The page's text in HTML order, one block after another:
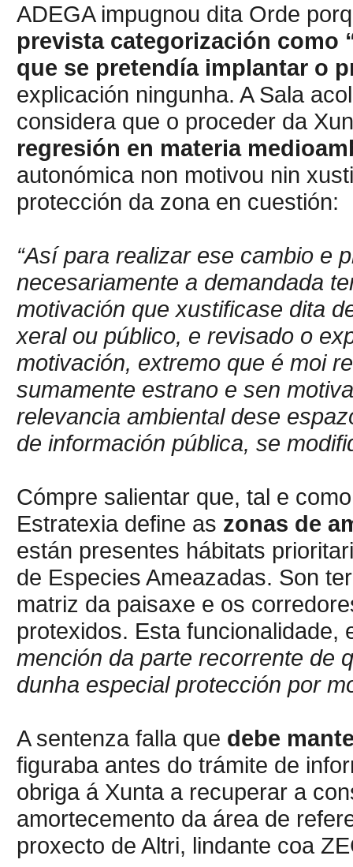
ADEGA impugnou dita Orde
prevista categorización como
que se pretendía implantar o
explicación ningunha. A Sala
considera que o proceder da
regresión en materia
autonómica non motivou nin
protección da zona en cuestión:
“Así para realizar ese cambio e
necesariamente a demandada
motivación que xustificase dita
xeral ou público, e revisado o
motivación, extremo que é moi
sumamente estrano e sen
relevancia ambiental dese
de información pública, se
Cómpre salientar que, tal e
Estratexia define as zonas de
están presentes hábitats
de Especies Ameazadas. Son
matriz da paisaxe e os
protexidos. Esta
mención da parte recorrente de
dunha especial protección por
A sentenza falla que debe
figuraba antes do trámite de
obriga á Xunta a recuperar a
amortecemento da área de
proxecto de Altri, lindante coa